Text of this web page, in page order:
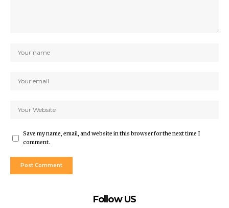
Save my name, email, and website in this browser for the next time I
comment.
Follow US